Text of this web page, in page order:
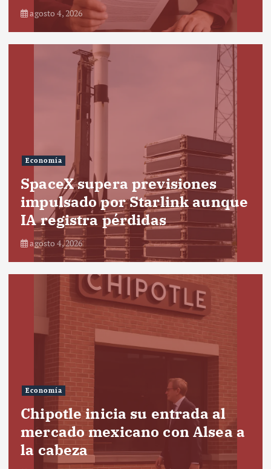
agosto 4, 2026
Economía
SpaceX supera previsiones
impulsado por Starlink aunque
IA registra pérdidas
agosto 4, 2026
Economía
Chipotle inicia su entrada al
mercado mexicano con Alsea a
la cabeza